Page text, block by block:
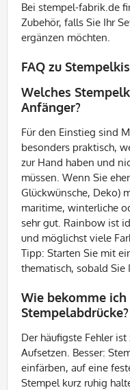
Bei stempel-fabrik.de
Zubehör, falls Sie Ihr
ergänzen möchten.
FAQ zu
Welches
Anfänger?
Für den Einstieg sind
besonders praktisch,
zur Hand haben und
müssen. Wenn Sie
Glückwünsche, Deko)
maritime, winterliche
sehr gut. Rainbow ist
und möglichst viele
Tipp: Starten Sie mit
thematisch, sobald Sie
Wie bekomme
Stempelabdrücke?
Der häufigste Fehler
Aufsetzen. Besser:
einfärben, auf eine
Stempel kurz ruhig